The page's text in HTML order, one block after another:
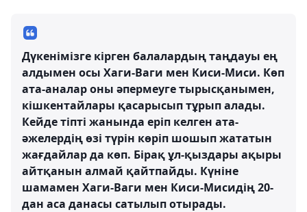
Дүкенімізге кірген балалардың таңдауы ең
алдымен осы Хаги-Ваги мен Киси-Миси. Көп
ата-аналар оны әпермеуге тырысқанымен,
кішкентайлары қасарысып тұрып алады.
Кейде тіпті жанында еріп келген ата-
әжелердің өзі түрін көріп шошып жататын
жағдайлар да көп. Бірақ ұл-қыздары ақыры
айтқанын алмай қайтпайды. Күніне
шамамен Хаги-Ваги мен Киси-Мисидің 20-
дан аса данасы сатылып отырады.